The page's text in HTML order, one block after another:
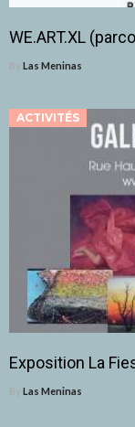
WE.ART.XL
By Las Meninas
ACTIVITÉS
Exposition La
By Las Meninas